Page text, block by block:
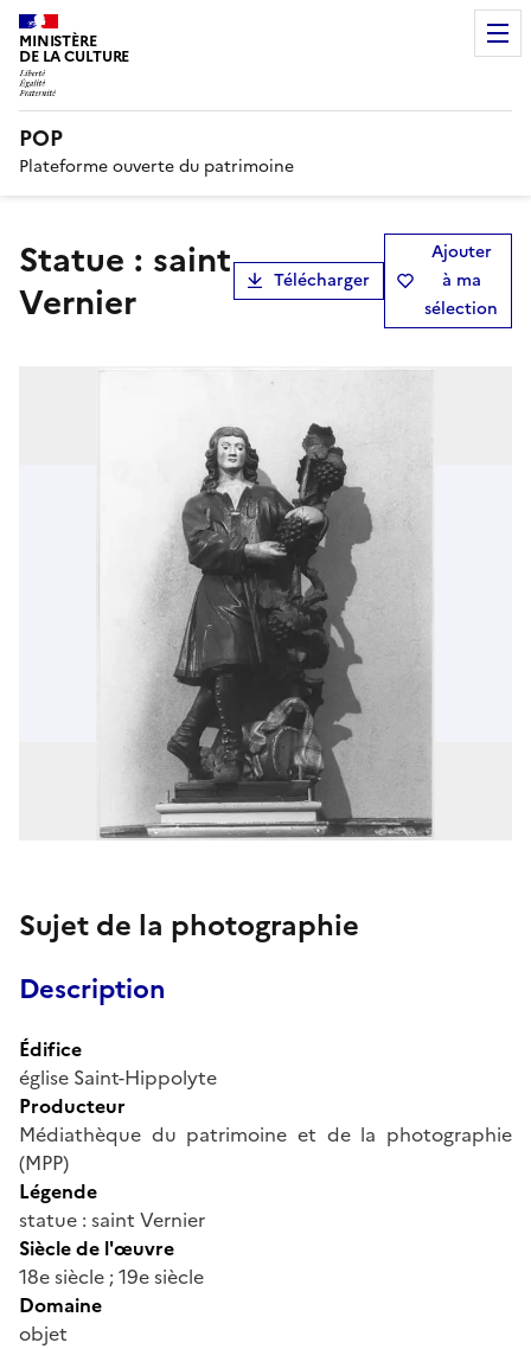
MINISTÈRE
DE LA CULTURE
POP
Plateforme ouverte du patrimoine
statue : saint
Vernier
Télécharger
Ajouter
à ma
sélection
Sujet de la photographie
Description
Édifice
église Saint-Hippolyte
Producteur
Médiathèque du patrimoine et de la photographie
(MPP)
Légende
statue : saint Vernier
Siècle de l'œuvre
18e siècle ; 19e siècle
Domaine
objet